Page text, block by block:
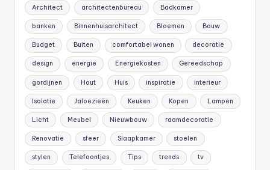
Architect architectenbureau Badkamer
banken Binnenhuisarchitect Bloemen Bouw
Budget Buiten comfortabel wonen decoratie
design energie Energiekosten Gereedschap
gordijnen Hout Huis inspiratie interieur
Isolatie Jaloezieën Keuken Kopen Lampen
Licht Meubel Nieuwbouw raamdecoratie
Renovatie sfeer Slaapkamer stoelen
stylen Telefoontjes Tips trends tv